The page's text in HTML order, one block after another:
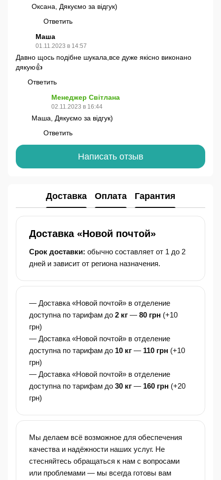
Оксана, Дякуємо за відгук)
Ответить
Маша
01.11.2023 в 14:57
Давно щось подібне шукала,все дуже якісно виконано
дякую👍
Ответить
Менеджер Світлана
02.11.2023 в 16:44
Маша, Дякуємо за відгук)
Ответить
Написать отзыв
Доставка Оплата Гарантия
Доставка «Новой почтой»
Срок доставки: обычно составляет от 1 до 2
дней и зависит от региона назначения.
— Доставка «Новой почтой» в отделение
доступна по тарифам до 2 кг — 80 грн (+10
грн)
— Доставка «Новой почтой» в отделение
доступна по тарифам до 10 кг — 110 грн (+10
грн)
— Доставка «Новой почтой» в отделение
доступна по тарифам до 30 кг — 160 грн (+20
грн)
Мы делаем всё возможное для обеспечения
качества и надёжности наших услуг. Не
стесняйтесь обращаться к нам с вопросами
или проблемами — мы всегда готовы вам